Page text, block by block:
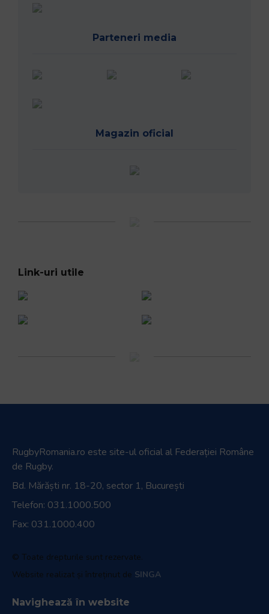
Parteneri media
Magazin oficial
Link-uri utile
RugbyRomania.ro este site-ul oficial al Federației Române
de Rugby.
Bd. Mărăști nr. 18-20, sector 1, București
Telefon: 031.1000.500
Fax: 031.1000.400
© Toate drepturile sunt rezervate.
Website realizat și întreținut de SINGA
Navighează în website